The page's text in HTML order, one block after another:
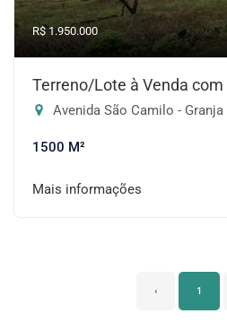
R$ 1.950.000
Terreno/Lote à Venda com
Avenida São Camilo -
1500 M²
Mais informações
‹ 1